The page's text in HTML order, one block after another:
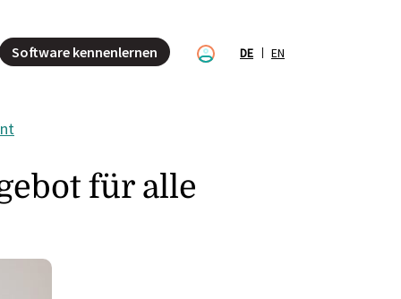
Software kennenlernen DE EN
für alle